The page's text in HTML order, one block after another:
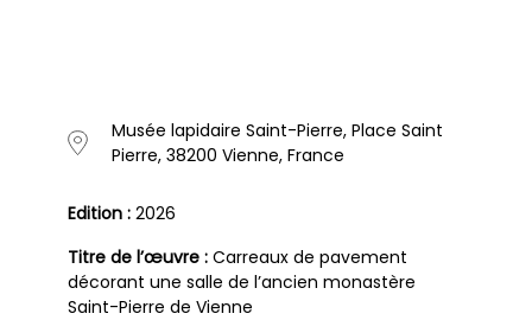
Musée lapidaire Saint-Pierre, Place Saint
Pierre, 38200 Vienne, France
Edition : 2026
Titre de l’œuvre : Carreaux de pavement
décorant une salle de l’ancien monastère
Saint-Pierre de Vienne